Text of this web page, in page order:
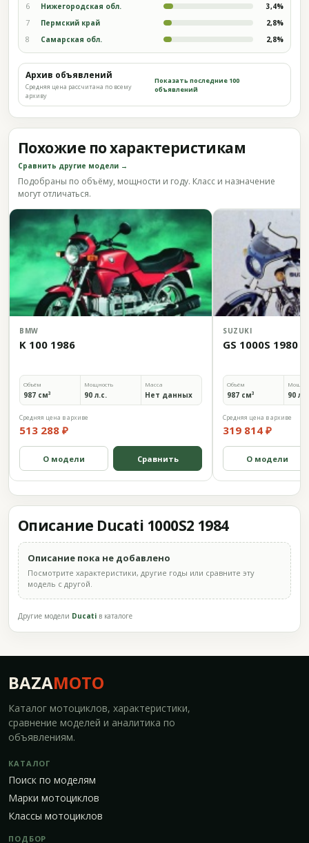
6 Нижегородская обл. 3,4%
7 Пермский край 2,8%
8 Самарская обл. 2,8%
Архив объявлений
Средняя цена рассчитана по всему
архиву
Показать последние 100
объявлений
Похожие по характеристикам
Сравнить другие модели →
Подобраны по объёму, мощности и году. Класс и назначение
могут отличаться.
BMW
K 100 1986
Объём
987 см³
Мощность
90 л.с.
Масса
Нет данных
Средняя цена в архиве
513 288 ₽
О модели Сравнить
SUZUKI
GS 1000S 1980
Объём
987 см³ 90
Средняя цена в архиве
319 814 ₽
О модели
Описание Ducati 1000S2 1984
Описание пока не добавлено
Посмотрите характеристики, другие годы или сравните эту
модель с другой.
Другие модели Ducati в каталоге
BAZAMOTO
Каталог мотоциклов, характеристики,
сравнение моделей и аналитика по
объявлениям.
КАТАЛОГ
Поиск по моделям
Марки мотоциклов
Классы мотоциклов
ПОДБОР